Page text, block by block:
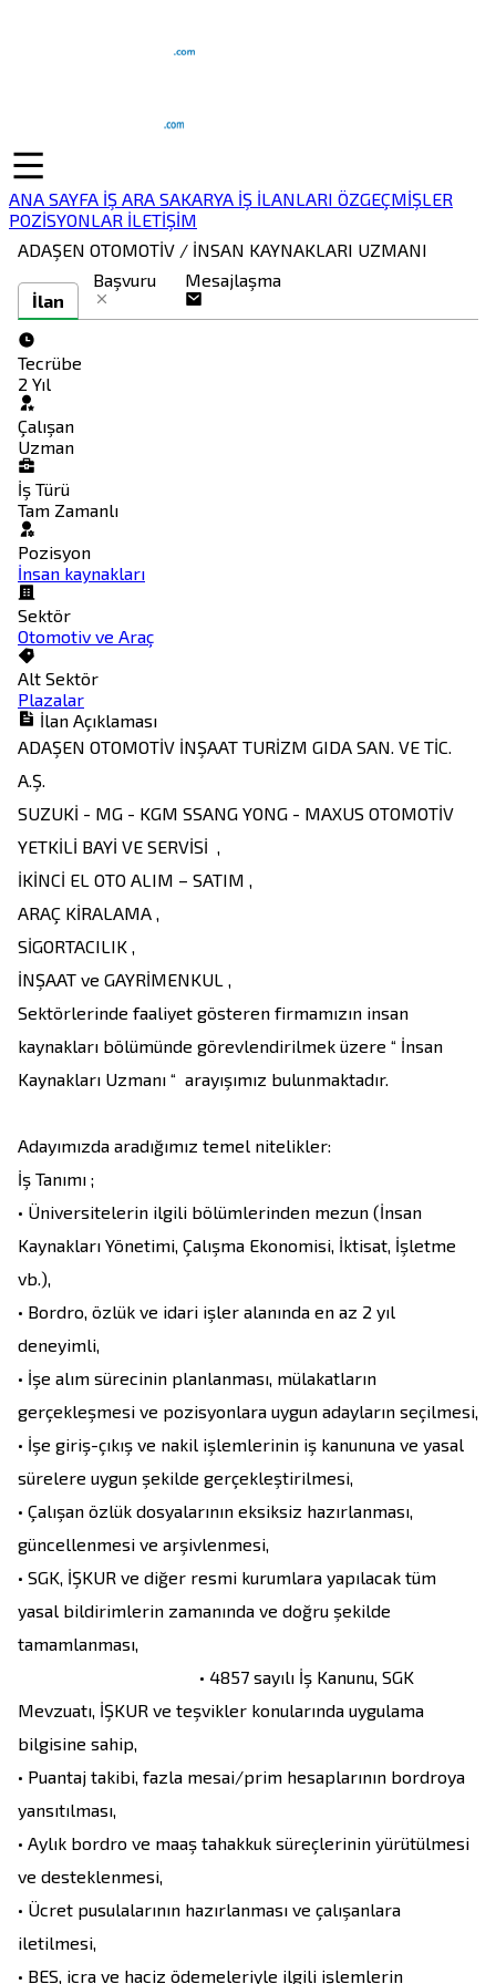
ANA SAYFA İŞ ARA SAKARYA İŞ İLANLARI ÖZGEÇMİŞLER
POZİSYONLAR İLETİŞİM
ADAŞEN OTOMOTİV / İNSAN KAYNAKLARI UZMANI
İlan
Başvuru Mesajlaşma
Tecrübe
2 Yıl
Çalışan
Uzman
İş Türü
Tam Zamanlı
Pozisyon
İnsan kaynakları
Sektör
Otomotiv ve Araç
Alt Sektör
Plazalar
İlan Açıklaması
ADAŞEN OTOMOTİV İNŞAAT TURİZM GIDA SAN. VE TİC.
A.Ş.
SUZUKİ - MG - KGM SSANG YONG - MAXUS OTOMOTİV
YETKİLİ BAYİ VE SERVİSİ  ,
İKİNCİ EL OTO ALIM – SATIM ,
ARAÇ KİRALAMA ,
SİGORTACILIK ,
İNŞAAT ve GAYRİMENKUL ,
Sektörlerinde faaliyet gösteren firmamızın insan
kaynakları bölümünde görevlendirilmek üzere “ İnsan
Kaynakları Uzmanı “  arayışımız bulunmaktadır.
Adayımızda aradığımız temel nitelikler:
İş Tanımı ;
• Üniversitelerin ilgili bölümlerinden mezun (İnsan
Kaynakları Yönetimi, Çalışma Ekonomisi, İktisat, İşletme
vb.),
• Bordro, özlük ve idari işler alanında en az 2 yıl
deneyimli,
• İşe alım sürecinin planlanması, mülakatların
gerçekleşmesi ve pozisyonlara uygun adayların seçilmesi,
• İşe giriş-çıkış ve nakil işlemlerinin iş kanununa ve yasal
sürelere uygun şekilde gerçekleştirilmesi,
• Çalışan özlük dosyalarının eksiksiz hazırlanması,
güncellenmesi ve arşivlenmesi,
• SGK, İŞKUR ve diğer resmi kurumlara yapılacak tüm
yasal bildirimlerin zamanında ve doğru şekilde
tamamlanması,
                                         • 4857 sayılı İş Kanunu, SGK
Mevzuatı, İŞKUR ve teşvikler konularında uygulama
bilgisine sahip,
• Puantaj takibi, fazla mesai/prim hesaplarının bordroya
yansıtılması,
• Aylık bordro ve maaş tahakkuk süreçlerinin yürütülmesi
ve desteklenmesi,
• Ücret pusulalarının hazırlanması ve çalışanlara
iletilmesi,
• BES, icra ve haciz ödemeleriyle ilgili işlemlerin